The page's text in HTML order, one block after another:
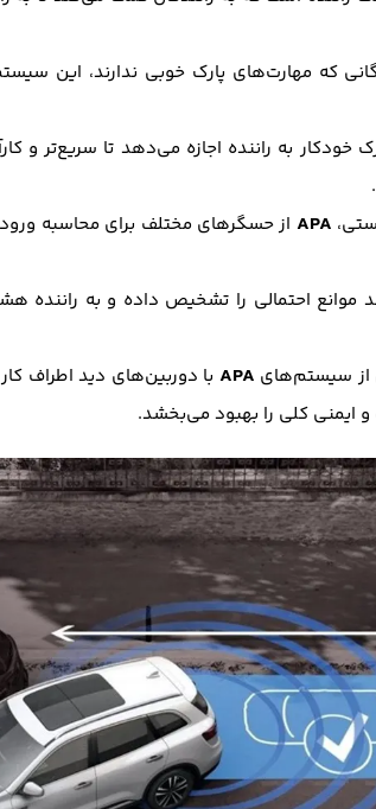
که مهارت‌های پارک خوبی ندارند، این
به راننده اجازه می‌دهد تا سریع‌تر و
APA از حسگرهای مختلف برای محاسبه
موانع احتمالی را تشخیص داده و به راننده
از سیستم‌های APA
و ایمنی کلی را بهبود می‌بخشد.